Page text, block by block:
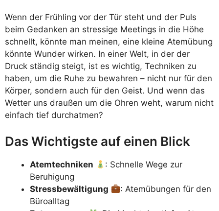
Wenn der Frühling vor der Tür steht und der Puls
beim Gedanken an stressige Meetings in die Höhe
schnellt, könnte man meinen, eine kleine Atemübung
könnte Wunder wirken. In einer Welt, in der der
Druck ständig steigt, ist es wichtig, Techniken zu
haben, um die Ruhe zu bewahren – nicht nur für den
Körper, sondern auch für den Geist. Und wenn das
Wetter uns draußen um die Ohren weht, warum nicht
einfach tief durchatmen?
Das Wichtigste auf einen Blick
Atemtechniken
: Schnelle Wege zur
Beruhigung
Stressbewältigung
: Atemübungen für den
Büroalltag